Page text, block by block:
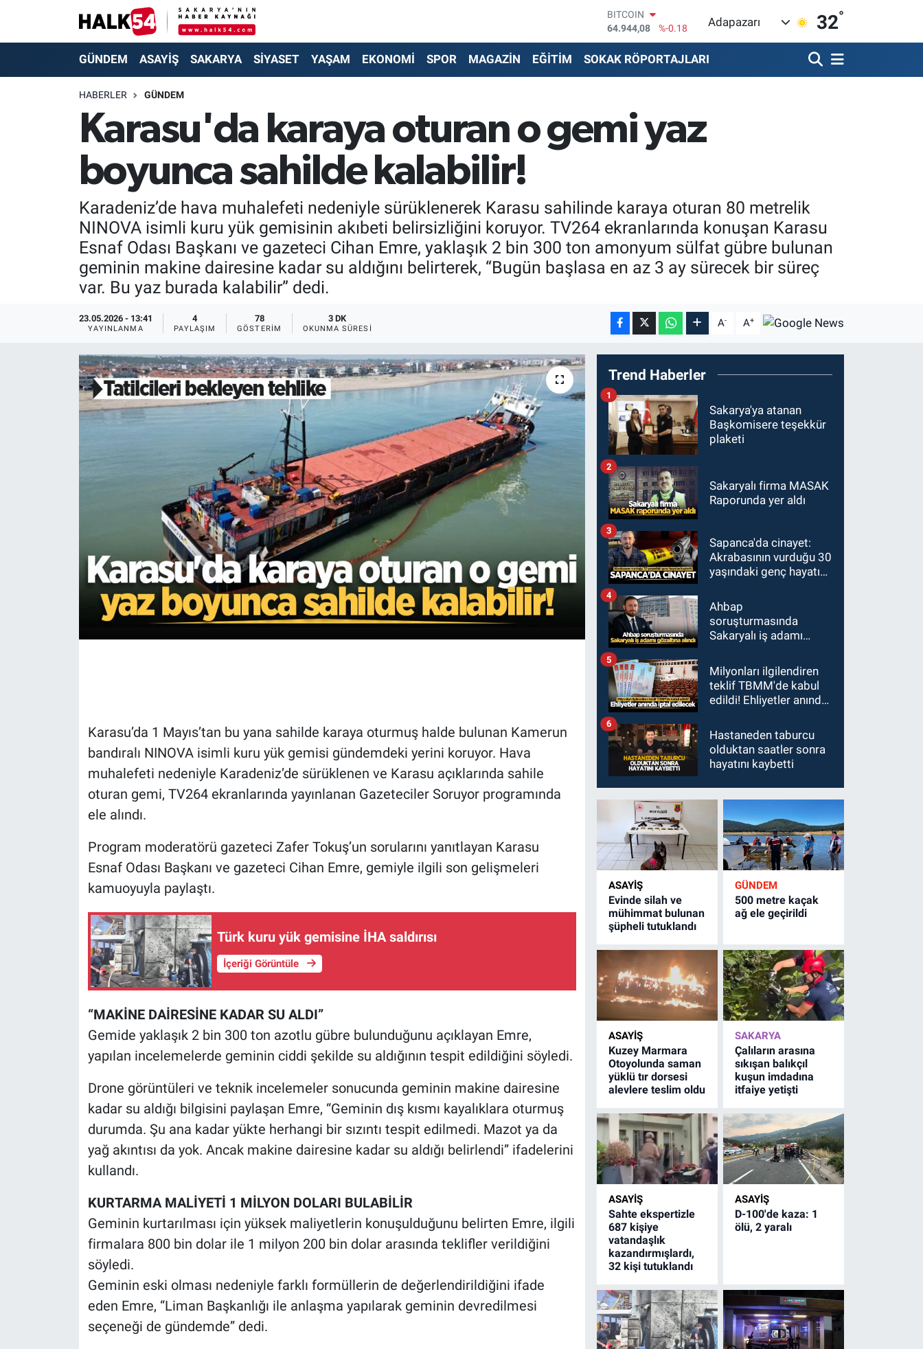
DOLAR
47,7436
%0.18
EURO
55,2510
%0.32
6660.55
BİST100
%-14
BITCOIN
Adapazarı 32°
GÜNDEM ASAYİŞ SAKARYA SİYASET YAŞAM EKONOMİ SPOR MAGAZİN EĞİTİM SOKAK RÖPORTAJLARI
HABERLER GÜNDEM
Karasu'da karaya oturan o gemi yaz
boyunca sahilde kalabilir!
Karadeniz’de hava muhalefeti nedeniyle sürüklenerek Karasu sahilinde karaya oturan 80 metrelik
NINOVA isimli kuru yük gemisinin akıbeti belirsizliğini koruyor. TV264 ekranlarında konuşan Karasu
Esnaf Odası Başkanı ve gazeteci Cihan Emre, yaklaşık 2 bin 300 ton amonyum sülfat gübre bulunan
geminin makine dairesine kadar su aldığını belirterek, “Bugün başlasa en az 3 ay sürecek bir süreç
var. Bu yaz burada kalabilir” dedi.
23.05.2026 - 13:41
YAYINLANMA
4
PAYLAŞIM
78
GÖSTERIM
3 DK
OKUNMA SÜRESI A- A+
Karasu’da 1 Mayıs’tan bu yana sahilde karaya oturmuş halde bulunan Kamerun
bandıralı NINOVA isimli kuru yük gemisi gündemdeki yerini koruyor. Hava
muhalefeti nedeniyle Karadeniz’de sürüklenen ve Karasu açıklarında sahile
oturan gemi, TV264 ekranlarında yayınlanan Gazeteciler Soruyor programında
ele alındı.
Program moderatörü gazeteci Zafer Tokuş’un sorularını yanıtlayan Karasu
Esnaf Odası Başkanı ve gazeteci Cihan Emre, gemiyle ilgili son gelişmeleri
kamuoyuyla paylaştı.
Türk kuru yük gemisine İHA saldırısı
İçeriği Görüntüle
“MAKİNE DAİRESİNE KADAR SU ALDI”
Gemide yaklaşık 2 bin 300 ton azotlu gübre bulunduğunu açıklayan Emre,
yapılan incelemelerde geminin ciddi şekilde su aldığının tespit edildiğini söyledi.
Drone görüntüleri ve teknik incelemeler sonucunda geminin makine dairesine
kadar su aldığı bilgisini paylaşan Emre, “Geminin dış kısmı kayalıklara oturmuş
durumda. Şu ana kadar yükte herhangi bir sızıntı tespit edilmedi. Mazot ya da
yağ akıntısı da yok. Ancak makine dairesine kadar su aldığı belirlendi” ifadelerini
kullandı.
KURTARMA MALİYETİ 1 MİLYON DOLARI BULABİLİR
Geminin kurtarılması için yüksek maliyetlerin konuşulduğunu belirten Emre, ilgili
firmalara 800 bin dolar ile 1 milyon 200 bin dolar arasında teklifler verildiğini
söyledi.
Geminin eski olması nedeniyle farklı formüllerin de değerlendirildiğini ifade
eden Emre, “Liman Başkanlığı ile anlaşma yapılarak geminin devredilmesi
seçeneği de gündemde” dedi.
Trend Haberler
Sakarya'ya atanan
Başkomisere teşekkür
plaketi
1
Sakaryalı firma MASAK
Raporunda yer aldı
2
Sapanca'da cinayet:
Akrabasının vurduğu 30
yaşındaki genç hayatını
3
Ahbap
soruşturmasında
Sakaryalı iş adamı
4
Milyonları ilgilendiren
teklif TBMM'de kabul
edildi! Ehliyetler anında
5
Hastaneden taburcu
olduktan saatler sonra
hayatını kaybetti
6
ASAYİŞ
Evinde silah ve
mühimmat bulunan
şüpheli tutuklandı
GÜNDEM
500 metre kaçak
ağ ele geçirildi
ASAYİŞ
Kuzey Marmara
Otoyolunda saman
yüklü tır dorsesi
alevlere teslim oldu
SAKARYA
Çalıların arasına
sıkışan balıkçıl
kuşun imdadına
itfaiye yetişti
ASAYİŞ
Sahte ekspertizle
687 kişiye
vatandaşlık
kazandırmışlardı,
32 kişi tutuklandı
ASAYİŞ
D-100'de kaza: 1
ölü, 2 yaralı
GÜNDEM
SAKARYA
EKONOMİ
SOKAK RÖPORTAJLARI
MAGAZİN
ÖZEL HABER
Adapazarı Nöbetçi Eczaneler
Adapazarı Hava Durumu
Adapazarı Trafik Yoğunluk Haritası
Süper Lig Puan Durumu ve Fikstür
Son Dakika Haberleri
Haber Arşivi